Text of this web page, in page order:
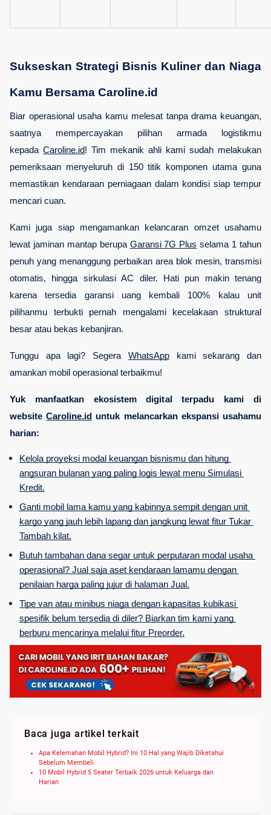
Sukseskan Strategi Bisnis Kuliner dan Niaga
Kamu Bersama Caroline.id
Biar operasional usaha kamu melesat tanpa drama keuangan,
saatnya mempercayakan pilihan armada logistikmu
kepada Caroline.id! Tim mekanik ahli kami sudah melakukan
pemeriksaan menyeluruh di 150 titik komponen utama guna
memastikan kendaraan perniagaan dalam kondisi siap tempur
mencari cuan.
Kami juga siap mengamankan kelancaran omzet usahamu
lewat jaminan mantap berupa Garansi 7G Plus selama 1 tahun
penuh yang menanggung perbaikan area blok mesin, transmisi
otomatis, hingga sirkulasi AC diler. Hati pun makin tenang
karena tersedia garansi uang kembali 100% kalau unit
pilihanmu terbukti pernah mengalami kecelakaan struktural
besar atau bekas kebanjiran.
Tunggu apa lagi? Segera WhatsApp kami sekarang dan
amankan mobil operasional terbaikmu!
Yuk manfaatkan ekosistem digital terpadu kami di
website Caroline.id untuk melancarkan ekspansi usahamu
harian:
Kelola proyeksi modal keuangan bisnismu dan hitung
angsuran bulanan yang paling logis lewat menu Simulasi
Kredit.
Ganti mobil lama kamu yang kabinnya sempit dengan unit
kargo yang jauh lebih lapang dan jangkung lewat fitur Tukar
Tambah kilat.
Butuh tambahan dana segar untuk perputaran modal usaha
operasional? Jual saja aset kendaraan lamamu dengan
penilaian harga paling jujur di halaman Jual.
Tipe van atau minibus niaga dengan kapasitas kubikasi
spesifik belum tersedia di diler? Biarkan tim kami yang
berburu mencarinya melalui fitur Preorder.
Baca juga artikel terkait
Apa Kelemahan Mobil Hybrid? Ini 10 Hal yang Wajib Diketahui
Sebelum Membeli
10 Mobil Hybrid 5 Seater Terbaik 2026 untuk Keluarga dan
Harian